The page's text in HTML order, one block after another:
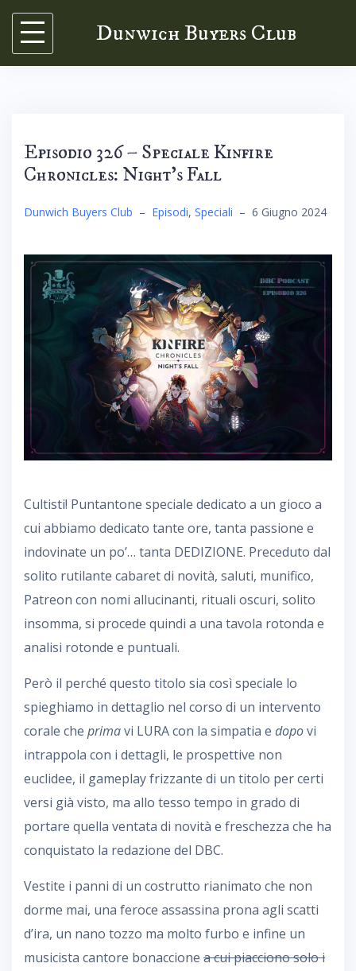
Skip
content
Dunwich Buyers Club
Episodio 326 – Speciale Kinfire
Chronicles: Night’s Fall
Dunwich Buyers Club – Episodi, Speciali – 6 Giugno 2024
Cultisti! Puntantone speciale dedicato a un gioco a
cui abbiamo dedicato tante ore, tanta passione e
indovinate un po’… tanta DEDIZIONE. Preceduto dal
solito rutilante cabaret di novità, saluti, munifico,
Patreon con nomi allucinanti, rituali oscuri, solito
insomma, si procede quindi a una tavola rotonda e
analisi rotonde e puntuali.
Però il perché questo titolo sia così speciale lo
spieghiamo in dettaglio nel corso di un intervento
corale che primavi LURA con la simpatia e dopovi
intrappola con i dettagli, le prospettive non
euclidee, il gameplay frizzante di un titolo per certi
versi già visto, ma allo tesso tempo in grado di
portare quella ventata di novità e freschezza che ha
conquistato la redazione del DBC.
Vestite i panni di un costrutto rianimato che non
dorme mai, una feroce assassina prona agli scatti
d’ira, un nano tozzo ma molto furbo e infine un
musicista cantore bonaccione a cui piacciono solo i